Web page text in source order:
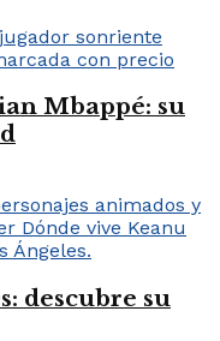
Mbappé: su
descubre su